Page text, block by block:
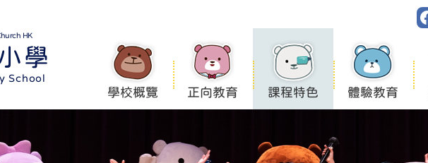
HK
學
School
學校概覽 正向教育 課程特色 體驗教育